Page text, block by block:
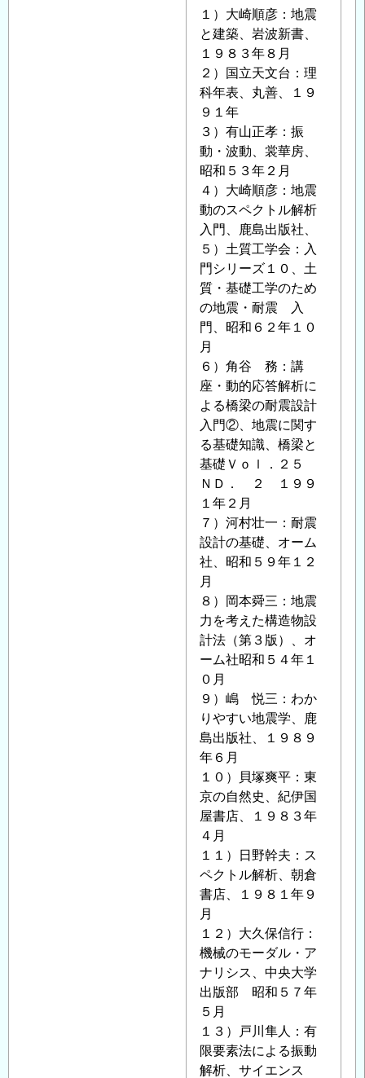
盤
の
評
価
に
つ
い
て
へ
の
返
信
１）大崎順彦：地震
と建築、岩波新書、
１９８３年８月
２）国立天文台：理
科年表、丸善、１９
９１年
３）有山正孝：振
動・波動、裳華房、
昭和５３年２月
４）大崎順彦：地震
動のスペクトル解析
入門、鹿島出版社、
５）土質工学会：入
門シリーズ１０、土
質・基礎工学のため
の地震・耐震 入
門、昭和６２年１０
月
６）角谷 務：講
座・動的応答解析に
よる橋梁の耐震設計
入門②、地震に関す
る基礎知識、橋梁と
基礎Ｖｏｌ．２５
ＮＤ． ２ １９９
１年２月
７）河村壮一：耐震
設計の基礎、オーム
社、昭和５９年１２
月
８）岡本舜三：地震
力を考えた構造物設
計法（第３版）、オ
ーム社昭和５４年１
０月
９）嶋 悦三：わか
りやすい地震学、鹿
島出版社、１９８９
年６月
１０）貝塚爽平：東
京の自然史、紀伊国
屋書店、１９８３年
４月
１１）日野幹夫：ス
ペクトル解析、朝倉
書店、１９８１年９
月
１２）大久保信行：
機械のモーダル・ア
ナリシス、中央大学
出版部 昭和５７年
５月
１３）戸川隼人：有
限要素法による振動
解析、サイエンス